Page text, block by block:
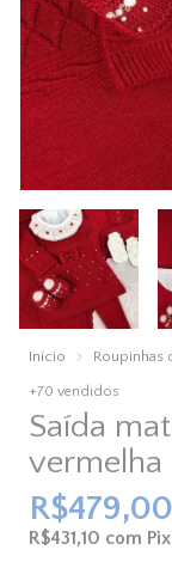
Início Roupinhas
+70 vendidos
Saída
vermelha
R$479,00
R$431,10 com Pix